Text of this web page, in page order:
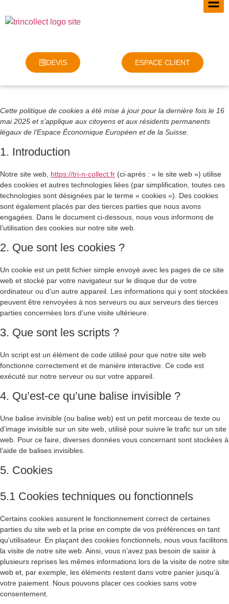
DEVIS ESPACE CLIENT
Cette politique de cookies a été mise à jour pour la dernière fois le 16
mai 2025 et s’applique aux citoyens et aux résidents permanents
légaux de l’Espace Économique Européen et de la Suisse.
1. Introduction
Notre site web, https://tri-n-collect.fr (ci-après : « le site web ») utilise
des cookies et autres technologies liées (par simplification, toutes ces
technologies sont désignées par le terme « cookies »). Des cookies
sont également placés par des tierces parties que nous avons
engagées. Dans le document ci-dessous, nous vous informons de
l’utilisation des cookies sur notre site web.
2. Que sont les cookies ?
Un cookie est un petit fichier simple envoyé avec les pages de ce site
web et stocké par votre navigateur sur le disque dur de votre
ordinateur ou d’un autre appareil. Les informations qui y sont stockées
peuvent être renvoyées à nos serveurs ou aux serveurs des tierces
parties concernées lors d’une visite ultérieure.
3. Que sont les scripts ?
Un script est un élément de code utilisé pour que notre site web
fonctionne correctement et de manière interactive. Ce code est
exécuté sur notre serveur ou sur votre appareil.
4. Qu’est-ce qu’une balise invisible ?
Une balise invisible (ou balise web) est un petit morceau de texte ou
d’image invisible sur un site web, utilisé pour suivre le trafic sur un site
web. Pour ce faire, diverses données vous concernant sont stockées à
l’aide de balises invisibles.
5. Cookies
5.1 Cookies techniques ou fonctionnels
Certains cookies assurent le fonctionnement correct de certaines
parties du site web et la prise en compte de vos préférences en tant
qu’utilisateur. En plaçant des cookies fonctionnels, nous vous facilitons
la visite de notre site web. Ainsi, vous n’avez pas besoin de saisir à
plusieurs reprises les mêmes informations lors de la visite de notre site
web et, par exemple, les éléments restent dans votre panier jusqu’à
votre paiement. Nous pouvons placer ces cookies sans votre
consentement.